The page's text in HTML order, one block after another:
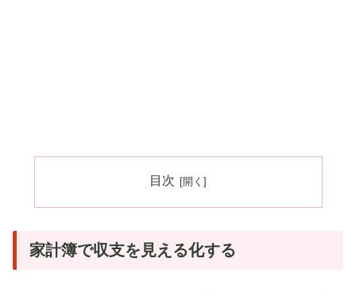
目次
家計簿で収支を見える化する